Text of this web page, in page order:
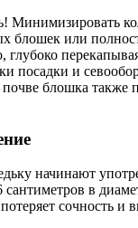
Минимизировать
блошек или
посадки и
блошка также
начинают
сантиметров в
сочность и